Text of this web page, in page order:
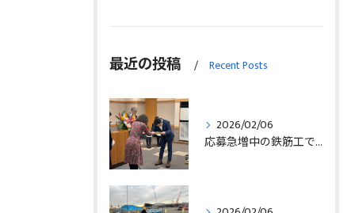
最近の投稿 Recent Posts
2026/02/06
応募急増中の鉄筋工で高給を目指す方法徹底解説埼玉県三郷市版